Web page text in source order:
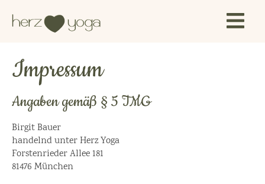
Impressum
Angaben gemäß § 5 TMG
Birgit Bauer
handelnd unter Herz Yoga
Forstenrieder Allee 181
81476 München